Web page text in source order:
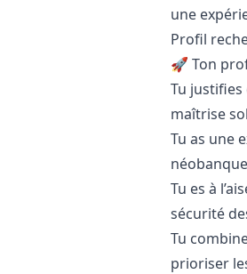
une
Profil
🚀 Ton
Tu justifies
maîtrise
Tu as une
Tu es à
sécurité
Tu
prioriser